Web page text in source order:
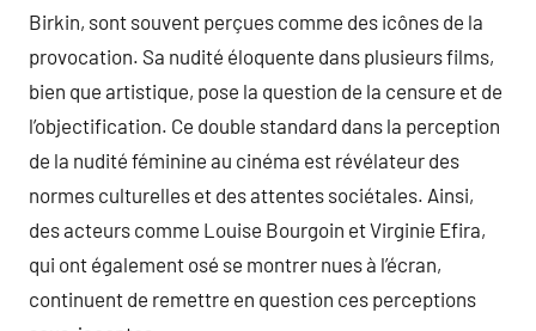
Birkin, sont souvent perçues comme des icônes de la
provocation. Sa nudité éloquente dans plusieurs films,
bien que artistique, pose la question de la censure et de
l’objectification. Ce double standard dans la perception
de la nudité féminine au cinéma est révélateur des
normes culturelles et des attentes sociétales. Ainsi,
des acteurs comme Louise Bourgoin et Virginie Efira,
qui ont également osé se montrer nues à l’écran,
continuent de remettre en question ces perceptions